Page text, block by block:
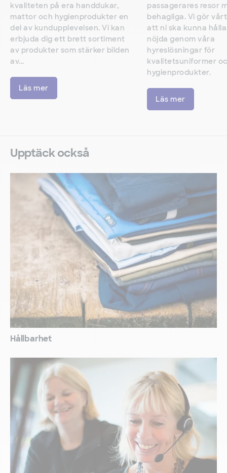
kvaliteten på era handdukar,
mattor och hygienprodukter en
del av kundupplevelsen. Vi kan
erbjuda dig ett brett sortiment
av produkter som stärker bilden
av...
Läs mer
passagerares resor
behagliga. Vi gör
att ni ska kunna
nöjda genom våra
hyreslösningar för
kvalitetsuniformer
hygienprodukter.
Läs mer
Upptäck också
Hållbarhet